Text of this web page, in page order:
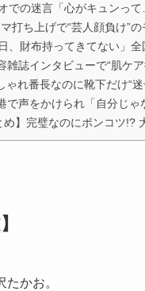
での迷言「心がキュンって
打ち上げで“芸人顔負け”
、財布持ってきてない」全
誌インタビューで“肌ケ
れ番長なのに靴下だけ“迷
で声をかけられ「自分じゃ
め】完璧なのにポンコツ!?
たかお。